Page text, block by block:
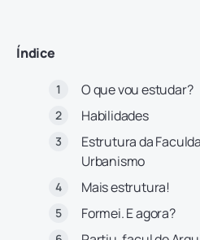
Índice
O que vou estudar?
Habilidades
Estrutura da
Urbanismo
Mais estrutura!
Formei. E agora?